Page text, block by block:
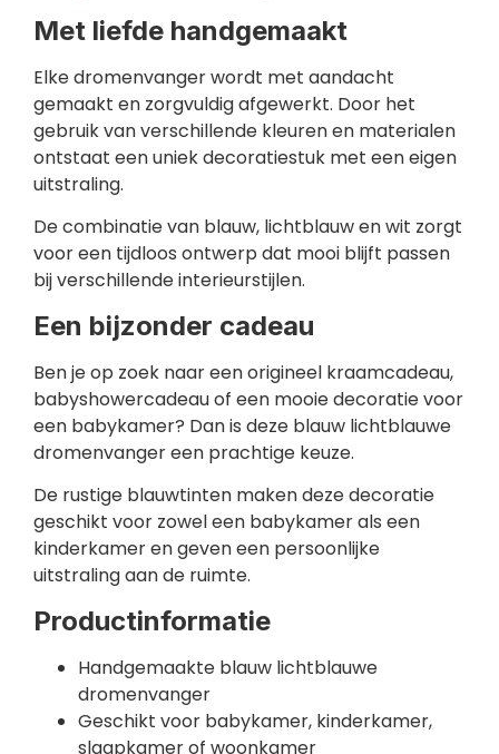
Met liefde handgemaakt
Elke dromenvanger wordt met aandacht
gemaakt en zorgvuldig afgewerkt. Door het
gebruik van verschillende kleuren en materialen
ontstaat een uniek decoratiestuk met een eigen
uitstraling.
De combinatie van blauw, lichtblauw en wit zorgt
voor een tijdloos ontwerp dat mooi blijft passen
bij verschillende interieurstijlen.
Een bijzonder cadeau
Ben je op zoek naar een origineel kraamcadeau,
babyshowercadeau of een mooie decoratie voor
een babykamer? Dan is deze blauw lichtblauwe
dromenvanger een prachtige keuze.
De rustige blauwtinten maken deze decoratie
geschikt voor zowel een babykamer als een
kinderkamer en geven een persoonlijke
uitstraling aan de ruimte.
Productinformatie
Handgemaakte blauw lichtblauwe
dromenvanger
Geschikt voor babykamer, kinderkamer,
slaapkamer of woonkamer